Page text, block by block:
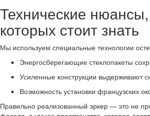
Технические
которых стоит знать
Мы используем специальные технологии
Энергосберегающие стеклопакеты
Усиленные конструкции выдерживают
Возможность установки французских
Правильно реализованный эркер — это не